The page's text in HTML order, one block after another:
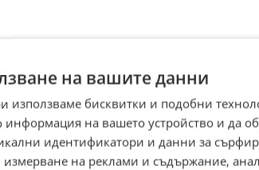
в Куба става все по-тежка: ревът на
по улиците на Хавана вече може да се
визитна карт ...
14
на вашите данни
използваме бисквитки и подобни
информация на вашето устройство и да
идентификатори и данни за
на реклами и съдържание,